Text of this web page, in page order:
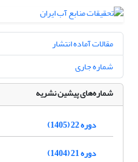
مقالات آماده انتشار
شماره جاری
شماره‌های پیشین نشریه
دوره 22 (1405)
دوره 21 (1404)